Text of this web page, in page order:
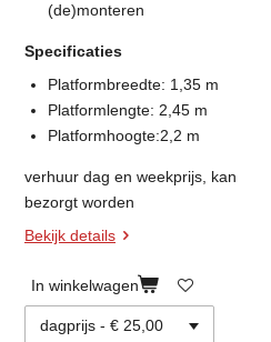
(de)monteren
Specificaties
Platformbreedte: 1,35 m
Platformlengte: 2,45 m
Platformhoogte:2,2 m
verhuur dag en weekprijs, kan
bezorgt worden
Bekijk details
In winkelwagen